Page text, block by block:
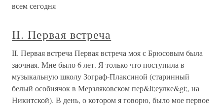
всем сегодня
II. Первая встреча
II. Первая встреча Первая встреча моя с Брюсовым была
заочная. Мне было 6 лет. Я только что поступила в
музыкальную школу Зограф-Плаксиной (старинный
белый особнячок в Мерзляковском пер&lt;еулке&gt;, на
Никитской). В день, о котором я говорю, было мое первое